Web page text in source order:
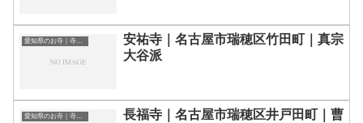
愛知県のお寺｜寺院一覧
安祐寺｜名古屋市瑞穂区竹田町｜真宗
大谷派
愛知県のお寺｜寺院一覧
長福寺｜名古屋市瑞穂区井戸田町｜曹